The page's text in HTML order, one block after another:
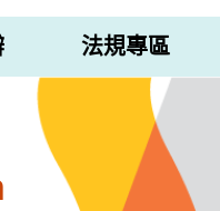
法規專區